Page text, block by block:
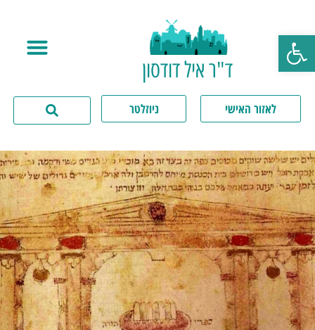
פתח סרגל נגישות
ד"ר איל דודסון
לאזור האישי ניוזלטר